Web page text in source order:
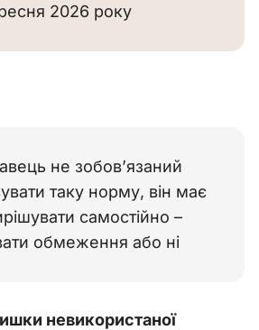
2026 року
не зобов’язаний
таку норму, він має
самостійно –
обмеження або ні
невикористаної